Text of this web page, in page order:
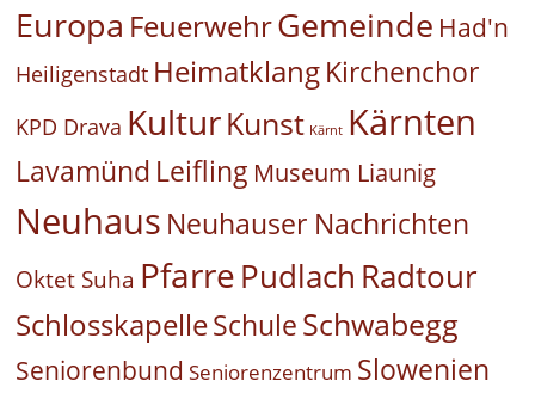
Europa FeuerwehrGemeinde Had'n
Heiligenstadt HeimatklangKirchenchor
KPD Drava KulturKunst Kärnt Kärnten
Lavamünd Leifling Museum Liaunig
Neuhaus Neuhauser Nachrichten
Oktet Suha PfarrePudlach Radtour
SchlosskapelleSchuleSchwabegg
Seniorenbund Seniorenzentrum Slowenien